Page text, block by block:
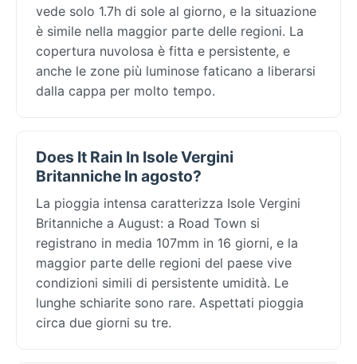
vede solo 1.7h di sole al giorno, e la situazione
è simile nella maggior parte delle regioni. La
copertura nuvolosa è fitta e persistente, e
anche le zone più luminose faticano a liberarsi
dalla cappa per molto tempo.
Does It Rain In Isole Vergini
Britanniche In agosto?
La pioggia intensa caratterizza Isole Vergini
Britanniche a August: a Road Town si
registrano in media 107mm in 16 giorni, e la
maggior parte delle regioni del paese vive
condizioni simili di persistente umidità. Le
lunghe schiarite sono rare. Aspettati pioggia
circa due giorni su tre.